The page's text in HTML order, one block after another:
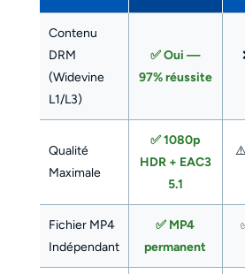
Contenu
DRM
(Widevine
L1/L3)
✅ Oui —
97% réussite
Qualité
Maximale
✅ 1080p
HDR + EAC3
5.1
Fichier MP4
Indépendant
✅ MP4
permanent